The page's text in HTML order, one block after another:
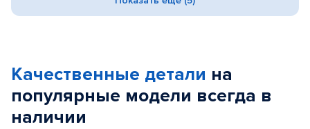
Качественные детали на
популярные модели всегда в
наличии